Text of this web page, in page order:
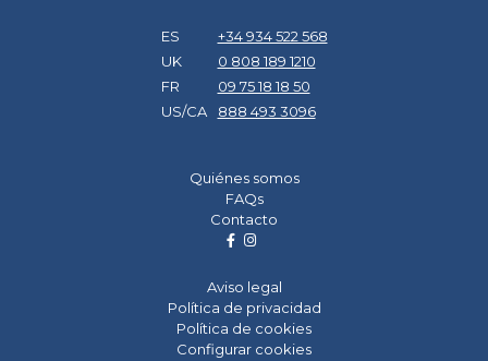
Quiénes somos
FAQs
Contacto
Aviso legal
Política de privacidad
Política de cookies
Configurar cookies
ES
+34 934 522 568
UK
0 808 189 1210
FR
09 75 18 18 50
US/CA
888 493 3096